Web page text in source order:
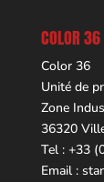
COLOR 36
Color 36
Unité de
Zone
36320
Tel : +33
Email :